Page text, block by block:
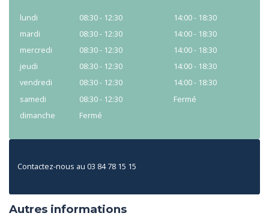
Autres informations
lundi 08:30 - 12:30
14:00 - 18:30
mardi
08:30 - 12:30
14:00 - 18:30
mercredi
08:30 - 12:30
14:00 - 18:30
jeudi
08:30 - 12:30
14:00 - 18:30
vendredi
08:30 - 12:30
14:00 - 18:30
samedi
08:30 - 12:30
Fermé
dimanche
Fermé
Contactez-nous au 03 84 78 15 15